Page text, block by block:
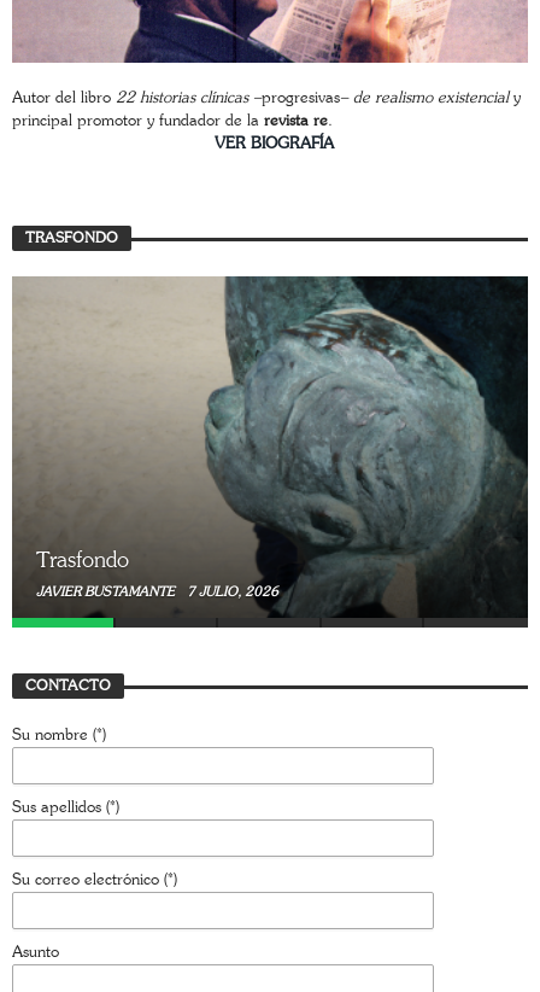
Autor del libro 22 historias clínicas –progresivas– de realismo existencialy
principal promotor y fundador de la revista re.
VER BIOGRAFÍA
TRASFONDO
Trasfondo
JAVIER BUSTAMANTE 7 JULIO, 2026
CONTACTO
Su nombre (*)
Sus apellidos (*)
Su correo electrónico (*)
Asunto